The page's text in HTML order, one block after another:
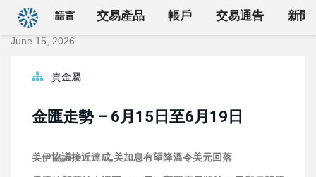
回首頁
語言 交易產品 帳戶 交易通告 新聞
June 15, 2026
貴金屬
金匯走勢 – 6月15日至6月19日
美伊協議接近達成,美加息有望降溫令美元回落